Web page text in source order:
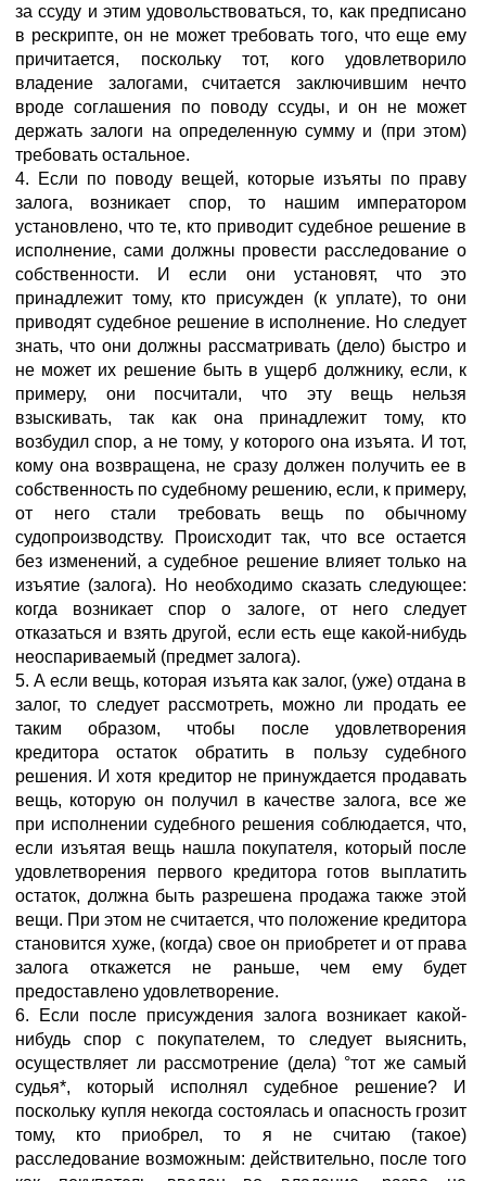
за ссуду и этим удовольствоваться, то, как предписано
в рескрипте, он не может требовать того, что еще ему
причитается, поскольку тот, кого удовлетворило
владение залогами, считается заключившим нечто
вроде соглашения по поводу ссуды, и он не может
держать залоги на определенную сумму и (при этом)
требовать остальное.
4. Если по поводу вещей, которые изъяты по праву
залога, возникает спор, то нашим императором
установлено, что те, кто приводит судебное решение в
исполнение, сами должны провести расследование о
собственности. И если они установят, что это
принадлежит тому, кто присужден (к уплате), то они
приводят судебное решение в исполнение. Но следует
знать, что они должны рассматривать (дело) быстро и
не может их решение быть в ущерб должнику, если, к
примеру, они посчитали, что эту вещь нельзя
взыскивать, так как она принадлежит тому, кто
возбудил спор, а не тому, у которого она изъята. И тот,
кому она возвращена, не сразу должен получить ее в
собственность по судебному решению, если, к примеру,
от него стали требовать вещь по обычному
судопроизводству. Происходит так, что все остается
без изменений, а судебное решение влияет только на
изъятие (залога). Но необходимо сказать следующее:
когда возникает спор о залоге, от него следует
отказаться и взять другой, если есть еще какой-нибудь
неоспариваемый (предмет залога).
5. А если вещь, которая изъята как залог, (уже) отдана в
залог, то следует рассмотреть, можно ли продать ее
таким образом, чтобы после удовлетворения
кредитора остаток обратить в пользу судебного
решения. И хотя кредитор не принуждается продавать
вещь, которую он получил в качестве залога, все же
при исполнении судебного решения соблюдается, что,
если изъятая вещь нашла покупателя, который после
удовлетворения первого кредитора готов выплатить
остаток, должна быть разрешена продажа также этой
вещи. При этом не считается, что положение кредитора
становится хуже, (когда) свое он приобретет и от права
залога откажется не раньше, чем ему будет
предоставлено удовлетворение.
6. Если после присуждения залога возникает какой-
нибудь спор с покупателем, то следует выяснить,
осуществляет ли рассмотрение (дела) °тот же самый
судья*, который исполнял судебное решение? И
поскольку купля некогда состоялась и опасность грозит
тому, кто приобрел, то я не считаю (такое)
расследование возможным: действительно, после того